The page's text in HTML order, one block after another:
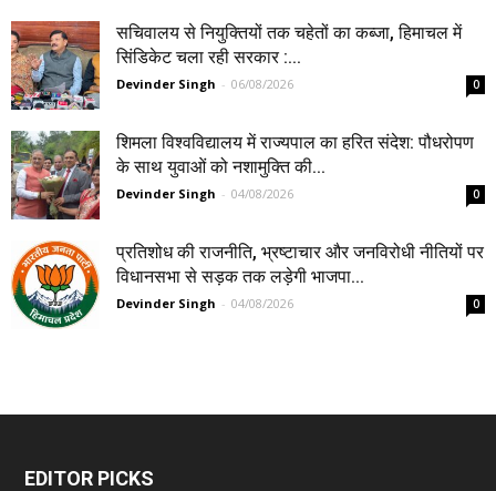
सचिवालय से नियुक्तियों तक चहेतों का कब्जा, हिमाचल में
सिंडिकेट चला रही सरकार :...
Devinder Singh - 06/08/2026 0
शिमला विश्वविद्यालय में राज्यपाल का हरित संदेश: पौधरोपण
के साथ युवाओं को नशामुक्ति की...
Devinder Singh - 04/08/2026 0
प्रतिशोध की राजनीति, भ्रष्टाचार और जनविरोधी नीतियों पर
विधानसभा से सड़क तक लड़ेगी भाजपा...
Devinder Singh - 04/08/2026 0
EDITOR PICKS